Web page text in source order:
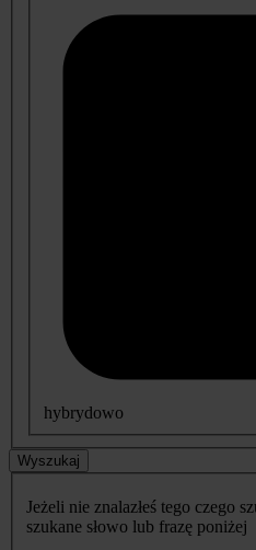
hybrydowo
Wyszukaj
Jeżeli nie znalazłeś tego czego
szukane słowo lub frazę poniżej